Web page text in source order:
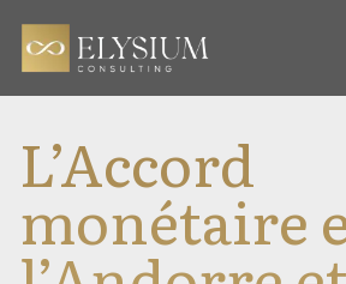
L’Accord
monétaire